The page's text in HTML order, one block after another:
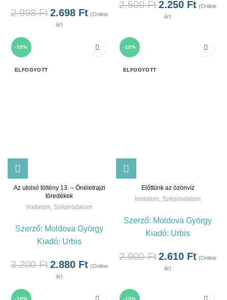
2.998Ft2.698 Ft (Online
ár)
2.500Ft2.250 Ft (Online
ár)
-10%
ELFOGYOTT
Az utolsó töltény 13. – Önéletrajzi
töredékek
Irodalom, Szépirodalom
Szerző: Moldova György
Kiadó: Urbis
3.200Ft2.880 Ft (Online
ár)
-10%
ELFOGYOTT
Előttünk az özönvíz
Irodalom, Szépirodalom
Szerző: Moldova György
Kiadó: Urbis
2.900Ft2.610 Ft (Online
ár)
-10% -10%